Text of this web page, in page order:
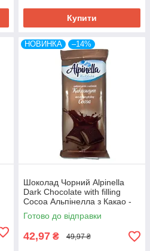
Купити
НОВИНКА –14%
Шоколад Чорний Alpinella
Dark Chocolate with filling
Cocoa Альпінелла з Какао -
Начинкою 100 г Польща
Готово до відправки
42,97 ₴ 49,97 ₴